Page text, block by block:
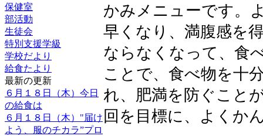
保健室
部活動
生徒会
特別支援学級
学校だより
給食たより
最新の更新
６月１８日（木）今日
の給食は
６月１８日（木）"届け
よう、服のチカラ”プロ
かみメニューです。
早くなり、満腹感を
ならなくなって、食
ことで、食べ物を十
れ、肥満を防ぐこと
回を目標に、よくか